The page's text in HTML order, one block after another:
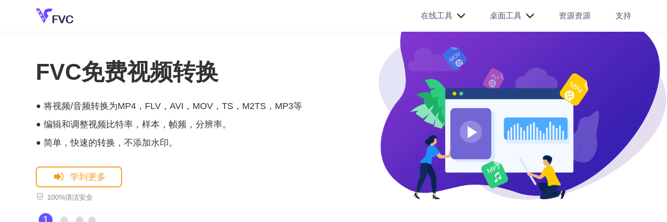
在线工具 桌面工具 资源资源 支持
FVC免费视频转换
将视频/音频转换为MP4，FLV，AVI，MOV，TS，M2TS，MP3等
编辑和调整视频比特率，样本，帧频，分辨率。
简单，快速的转换，不添加水印。
学到更多
100%清洁安全